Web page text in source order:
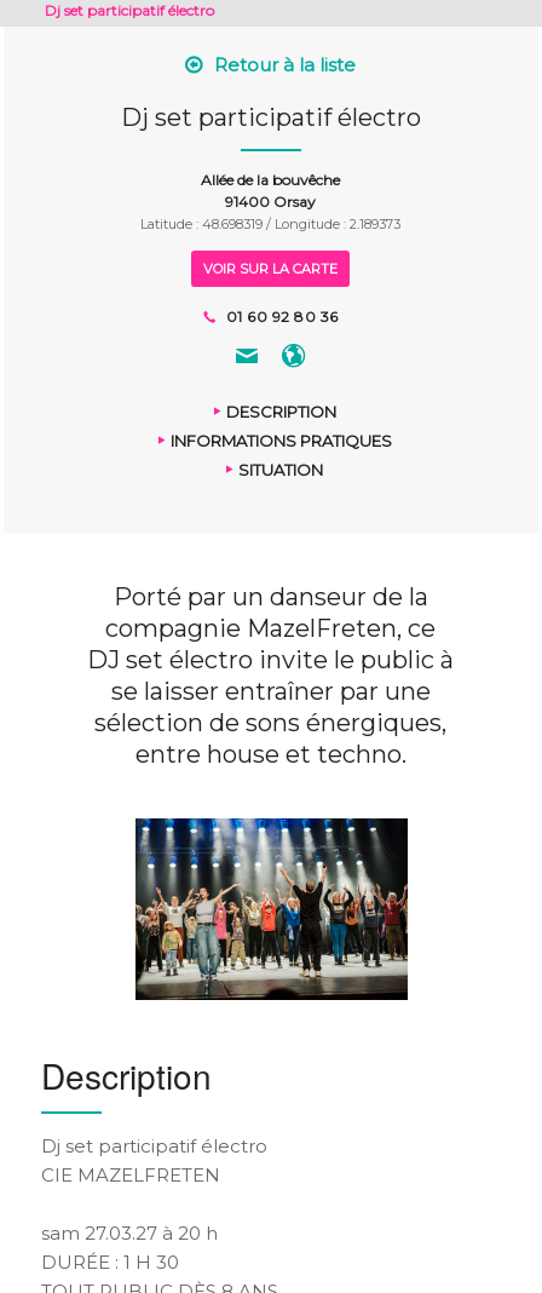
Dj set participatif électro
Retour à la liste
Dj set participatif électro
Allée de la bouvêche
91400 Orsay
Latitude : 48.698319 / Longitude : 2.189373
VOIR SUR LA CARTE
01 60 92 80 36
DESCRIPTION
INFORMATIONS PRATIQUES
SITUATION
Porté par un danseur de la
compagnie MazelFreten, ce
DJ set électro invite le public à
se laisser entraîner par une
sélection de sons énergiques,
entre house et techno.
Description
Dj set participatif électro
CIE MAZELFRETEN
sam 27.03.27 à 20 h
DURÉE : 1 H 30